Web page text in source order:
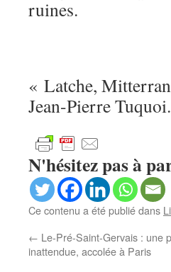
ruines.
« Latche,
Jean-Pierre
N'hésitez pas à
Ce contenu a été publié dans
← Le-Pré-Saint-Gervais : une
inattendue, accolée à Paris